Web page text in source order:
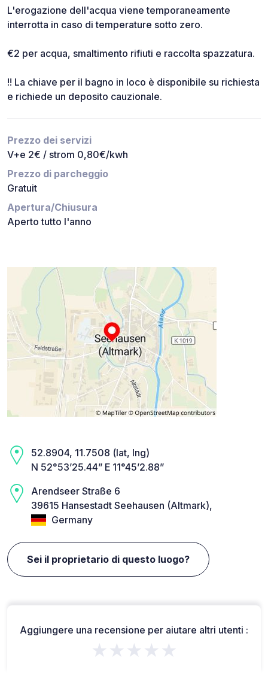
L'erogazione dell'acqua viene temporaneamente
interrotta in caso di temperature sotto zero.
€2 per acqua, smaltimento rifiuti e raccolta spazzatura.
!! La chiave per il bagno in loco è disponibile su richiesta
e richiede un deposito cauzionale.
Prezzo dei servizi
V+e 2€ / strom 0,80€/kwh
Prezzo di parcheggio
Gratuit
Apertura/Chiusura
Aperto tutto l'anno
52.8904, 11.7508 (lat, lng)
N 52°53’25.44” E 11°45’2.88”
Arendseer Straße 6
39615 Hansestadt Seehausen (Altmark),
Germany
Sei il proprietario di questo luogo?
Aggiungere una recensione per aiutare altri utenti :
★★★★★